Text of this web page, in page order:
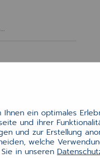
haben, bestellen Sie
ein optimales
und ihrer
und zur Erstellung
welche
in unseren